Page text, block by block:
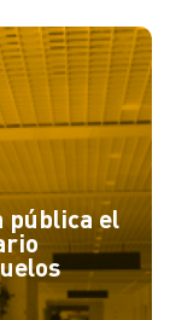
pública el